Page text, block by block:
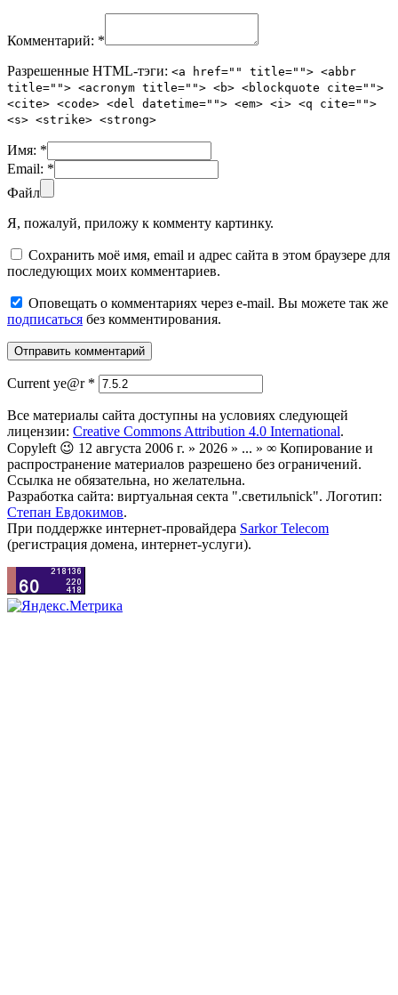
Комментарий: *
Разрешенные HTML-тэги: <a href="" title=""> <abbr
title=""> <acronym title=""> <b> <blockquote cite="">
<cite> <code> <del datetime=""> <em> <i> <q cite="">
<s> <strike> <strong>
Имя: *
Email: *
Файл
Я, пожалуй, приложу к комменту картинку.
Сохранить моё имя, email и адрес сайта в этом браузере для
последующих моих комментариев.
Оповещать о комментариях через e-mail. Вы можете так же
подписаться без комментирования.
Current ye@r *
Все материалы сайта доступны на условиях следующей
лицензии: Creative Commons Attribution 4.0 International.
Copyleft 😉 12 августа 2006 г. » 2026 » ... » ∞ Копирование и
распространение материалов разрешено без ограничений.
Ссылка не обязательна, но желательна.
Разработка сайта: виртуальная секта ".светильnick". Логотип:
Степан Евдокимов.
При поддержке интернет-провайдера Sarkor Telecom
(регистрация домена, интернет-услуги).